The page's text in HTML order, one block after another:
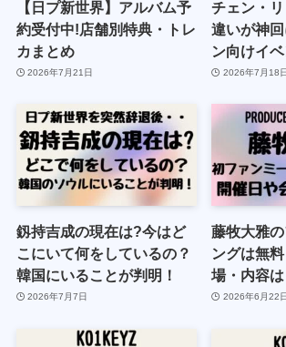
【日プ新世界】アルバム予
約受付中!店舗別特典・トレ
カまとめ
2026年7月21日
チェン・
違いが神
ン向けイ
2026年7月18日
釼持吉成の現在は?今はど
こにいて何をしているの？
韓国にいることが判明！
2026年7月7日
藤牧大雅
ングは無
場・内容は
2026年6月22日